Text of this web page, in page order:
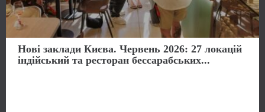
Нові заклади Києва. Червень 2026: 27 локацій
індійський та ресторан бессарабських...